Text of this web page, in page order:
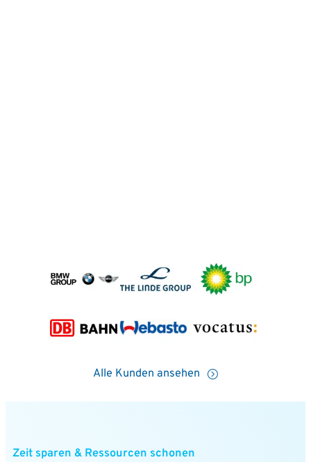
Alle Kunden ansehen
Zeit sparen & Ressourcen schonen